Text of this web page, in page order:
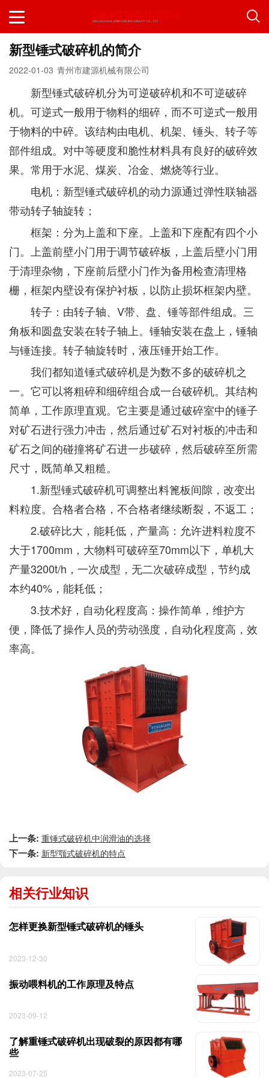
新型锤式破碎机的简介
2022-01-03 青州市建源机械有限公司
新型锤式破碎机分为可逆破碎机和不可逆破碎
机。可逆式一般用于物料的细碎，而不可逆式一般用
于物料的中碎。该结构由电机、机架、锤头、转子等
部件组成。对中等硬度和脆性材料具有良好的破碎效
果。常用于水泥、煤炭、冶金、燃烧等行业。
电机：新型锤式破碎机的动力源通过弹性联轴器
带动转子轴旋转；
框架：分为上盖和下座。上盖和下座配有四个小
门。上盖前壁小门用于调节破碎板，上盖后壁小门用
于清理杂物，下座前后壁小门作为备用检查清理格
栅，框架内壁设有保护衬板，以防止损坏框架内壁。
转子：由转子轴、V带、盘、锤等部件组成。三
角板和圆盘安装在转子轴上。锤轴安装在盘上，锤轴
与锤连接。转子轴旋转时，液压锤开始工作。
我们都知道锤式破碎机是为数不多的破碎机之
一。它可以将粗碎和细碎组合成一台破碎机。其结构
简单，工作原理直观。它主要是通过破碎室中的锤子
对矿石进行强力冲击，然后通过矿石对衬板的冲击和
矿石之间的碰撞将矿石进一步破碎，然后破碎至所需
尺寸，既简单又粗糙。
1.新型锤式破碎机可调整出料篦板间隙，改变出
料粒度。合格者合格，不合格者继续断裂，不返工；
2.破碎比大，能耗低，产量高：允许进料粒度不
大于1700mm，大物料可破碎至70mm以下，单机大
产量3200t/h，一次成型，无二次破碎成型，节约成
本约40%，能耗低；
3.技术好，自动化程度高：操作简单，维护方
便，降低了操作人员的劳动强度，自动化程度高，效
率高。
上一条: 重锤式破碎机中润滑油的选择
下一条: 新型颚式破碎机的特点
相关行业知识
怎样更换新型锤式破碎机的锤头
2023-12-30
振动喂料机的工作原理及特点
2023-09-12
了解重锤式破碎机出现破裂的原因都有哪
些
2023-07-25